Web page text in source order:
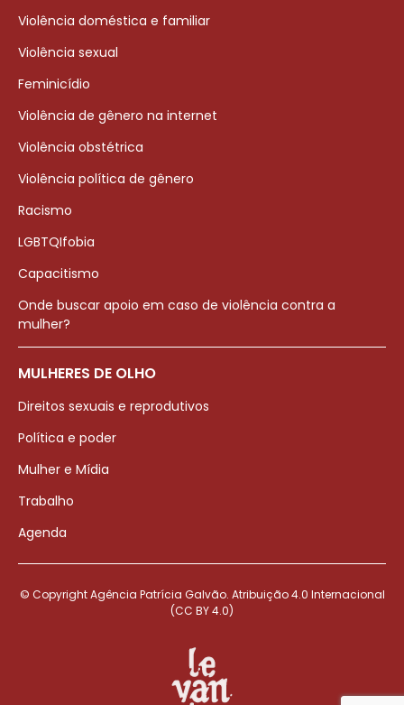
Violência doméstica e familiar
Violência sexual
Feminicídio
Violência de gênero na internet
Violência obstétrica
Violência política de gênero
Racismo
LGBTQIfobia
Capacitismo
Onde buscar apoio em caso de violência contra a
mulher?
MULHERES DE OLHO
Direitos sexuais e reprodutivos
Política e poder
Mulher e Mídia
Trabalho
Agenda
© Copyright Agência Patrícia Galvão. Atribuição 4.0 Internacional
(CC BY 4.0)